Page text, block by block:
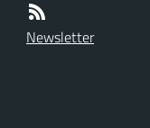
Newsletter